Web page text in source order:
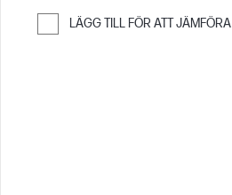
LÄGG TILL FÖR ATT JÄMFÖRA